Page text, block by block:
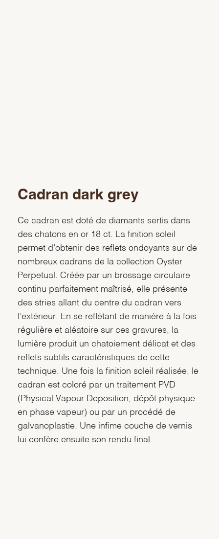
Cadran dark grey
Ce cadran est doté de diamants sertis dans
des chatons en or 18 ct. La finition soleil
permet d’obtenir des reflets ondoyants sur de
nombreux cadrans de la collection Oyster
Perpetual. Créée par un brossage circulaire
continu parfaitement maîtrisé, elle présente
des stries allant du centre du cadran vers
l’extérieur. En se reflétant de manière à la fois
régulière et aléatoire sur ces gravures, la
lumière produit un chatoiement délicat et des
reflets subtils caractéristiques de cette
technique. Une fois la finition soleil réalisée, le
cadran est coloré par un traitement PVD
(Physical Vapour Deposition, dépôt physique
en phase vapeur) ou par un procédé de
galvanoplastie. Une infime couche de vernis
lui confère ensuite son rendu final.